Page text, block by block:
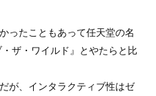
ったこともあって任天堂の名
ザ・ワイルド』とやたらと比
が、インタラクティブ性はゼ